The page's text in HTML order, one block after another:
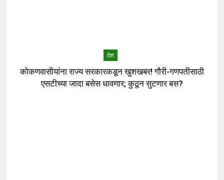
देश
कोकणवासीयांना राज्य सरकारकडून खुशखबर! गौरी-गणपतीसाठी
एसटीच्या जादा बसेस धावणार; कुठून सुटणार बस?